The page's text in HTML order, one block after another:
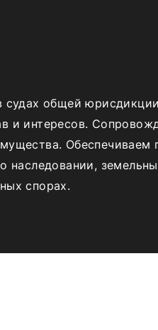
судах общей
и интересов.
Обеспечиваем
наследовании,
спорах.